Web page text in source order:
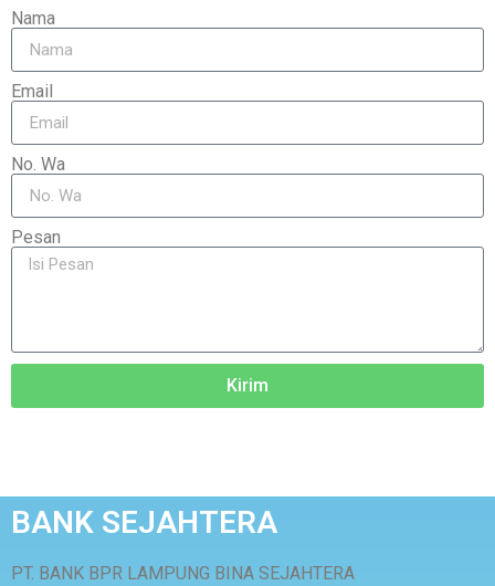
Nama
Email
No. Wa
Pesan
Kirim
BANK SEJAHTERA
PT. BANK BPR LAMPUNG BINA SEJAHTERA